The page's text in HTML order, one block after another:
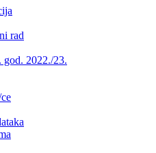
rad
2022./23.